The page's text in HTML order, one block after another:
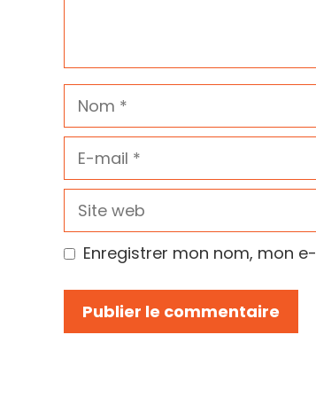
Nom
E-
Site
Enregistrer mon nom, mon